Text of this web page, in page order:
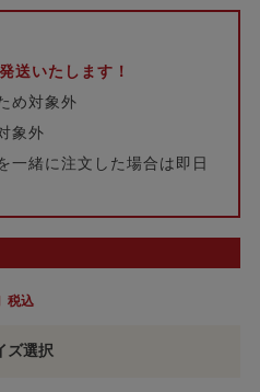
送いたします！
め対象外
象外
一緒に注文した場合は即日
税込